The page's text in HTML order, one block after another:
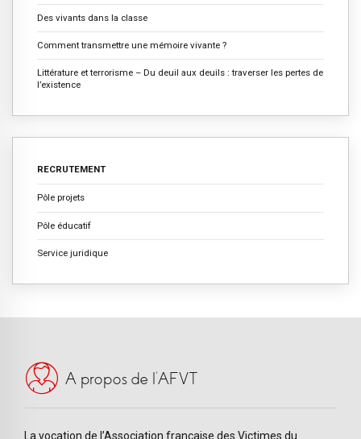
Des vivants dans la classe
Comment transmettre une mémoire vivante ?
Littérature et terrorisme – Du deuil aux deuils : traverser les pertes de
l’existence
RECRUTEMENT
Pôle projets
Pôle éducatif
Service juridique
A propos de l’AFVT
La vocation de l’Association française des Victimes du